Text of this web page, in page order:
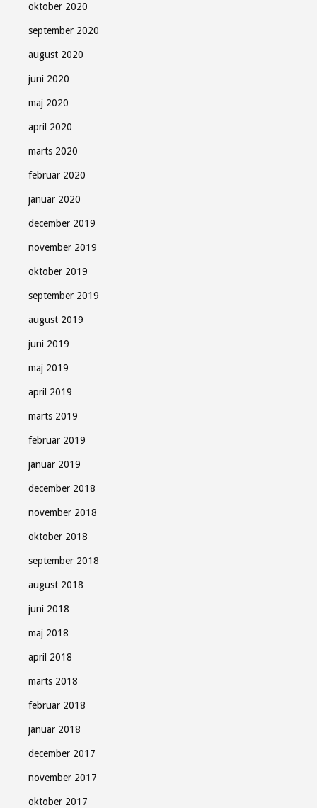
oktober 2020
september 2020
august 2020
juni 2020
maj 2020
april 2020
marts 2020
februar 2020
januar 2020
december 2019
november 2019
oktober 2019
september 2019
august 2019
juni 2019
maj 2019
april 2019
marts 2019
februar 2019
januar 2019
december 2018
november 2018
oktober 2018
september 2018
august 2018
juni 2018
maj 2018
april 2018
marts 2018
februar 2018
januar 2018
december 2017
november 2017
oktober 2017